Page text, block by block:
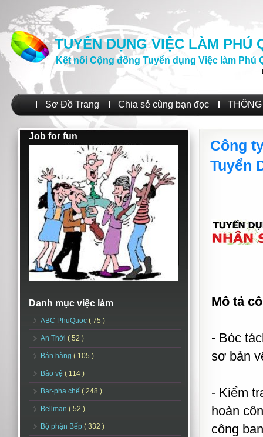
TUYỂN DỤNG VIỆC LÀM PHÚ
Kết nối Cộng đồng Tuyển dụng Việc làm Phú
Sơ Đồ Trang Chia sẻ cùng bạn đọc
Job for fun
Danh mục việc làm
ABC PhuQuoc ( 75 )
An Thới ( 52 )
Bán hàng ( 105 )
Bảo vệ ( 114 )
Bar-pha chế ( 248 )
Bellman ( 52 )
Bộ phận Bếp ( 332 )
Công
Tuyển
Mô tả
- Bóc
sơ bản
- Kiểm
hoàn
công